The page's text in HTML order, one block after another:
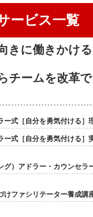
ービス一覧
きに働きかけ
チームを改革
ー式［自分を勇気付ける］
ー式［自分を勇気付ける］
グ）アドラー・カウンセ
けファシリテーター養成講